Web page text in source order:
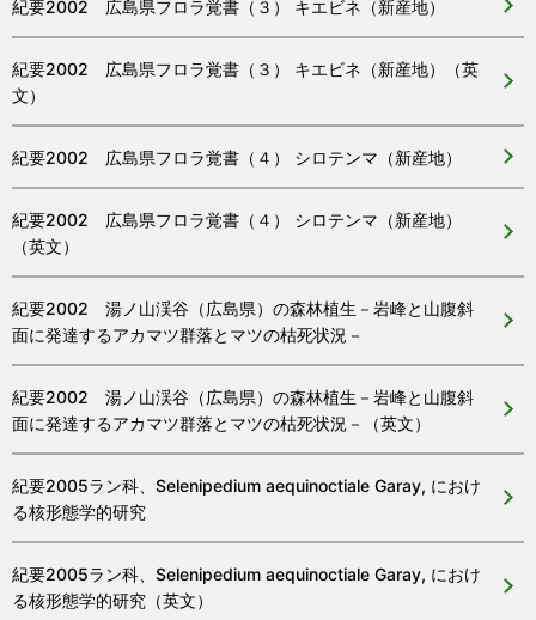
紀要2002 広島県フロラ覚書（３） キエビネ（新産地）
紀要2002 広島県フロラ覚書（３） キエビネ（新産地）（英
文）
紀要2002 広島県フロラ覚書（４） シロテンマ（新産地）
紀要2002 広島県フロラ覚書（４） シロテンマ（新産地）
（英文）
紀要2002 湯ノ山渓谷（広島県）の森林植生－岩峰と山腹斜
面に発達するアカマツ群落とマツの枯死状況－
紀要2002 湯ノ山渓谷（広島県）の森林植生－岩峰と山腹斜
面に発達するアカマツ群落とマツの枯死状況－（英文）
紀要2005ラン科、Selenipedium aequinoctiale Garay, におけ
る核形態学的研究
紀要2005ラン科、Selenipedium aequinoctiale Garay, におけ
る核形態学的研究（英文）